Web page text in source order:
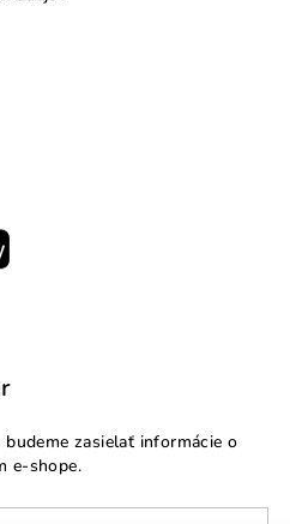
zasielať informácie o
e-shope.